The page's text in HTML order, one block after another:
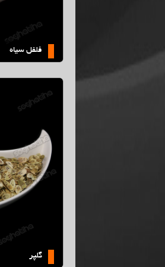
فلفل سیاه
گلپر